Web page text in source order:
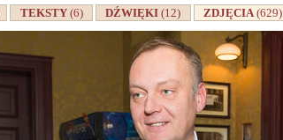
TEKSTY (6) DŹWIĘKI(12) ZDJĘCIA(629)